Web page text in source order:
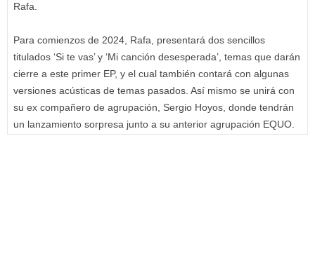
Rafa.
Para comienzos de 2024, Rafa, presentará dos sencillos
titulados ‘Si te vas’ y ‘Mi canción desesperada’, temas que darán
cierre a este primer EP, y el cual también contará con algunas
versiones acústicas de temas pasados. Así mismo se unirá con
su ex compañero de agrupación, Sergio Hoyos, donde tendrán
un lanzamiento sorpresa junto a su anterior agrupación EQUO.